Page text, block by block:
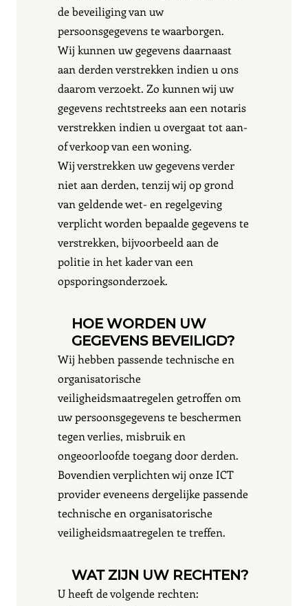
de beveiliging van uw
persoonsgegevens te waarborgen.
Wij kunnen uw gegevens daarnaast
aan derden verstrekken indien u ons
daarom verzoekt. Zo kunnen wij uw
gegevens rechtstreeks aan een notaris
verstrekken indien u overgaat tot aan-
of verkoop van een woning.
Wij verstrekken uw gegevens verder
niet aan derden, tenzij wij op grond
van geldende wet- en regelgeving
verplicht worden bepaalde gegevens te
verstrekken, bijvoorbeeld aan de
politie in het kader van een
opsporingsonderzoek.
HOE WORDEN UW
GEGEVENS BEVEILIGD?
Wij hebben passende technische en
organisatorische
veiligheidsmaatregelen getroffen om
uw persoonsgegevens te beschermen
tegen verlies, misbruik en
ongeoorloofde toegang door derden.
Bovendien verplichten wij onze ICT
provider eveneens dergelijke passende
technische en organisatorische
veiligheidsmaatregelen te treffen.
WAT ZIJN UW RECHTEN?
U heeft de volgende rechten: